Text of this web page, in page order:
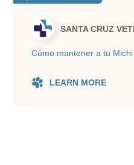
SANTA CRUZ
Cómo mantener a tu
LEARN MORE